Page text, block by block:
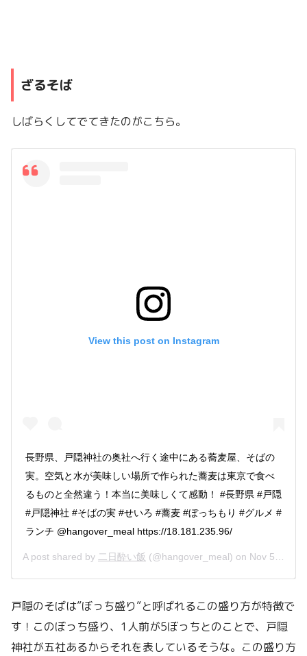
ざるそば
しばらくしてでてきたのがこちら。
View this post on Instagram
長野県、戸隠神社の奥社へ行く途中にある蕎麦屋、そばの
実。空気と水が美味しい場所で作られた蕎麦は東京で食べ
るものと全然違う！本当に美味しくて感動！ #長野県 #戸隠
#戸隠神社 #そばの実 #せいろ #蕎麦 #ぼっちもり #グルメ #
ランチ @hangover_meal https://18.181.235.96/
A post shared by 二日酔い飯 (@hangover_meal) on Nov 5, 2019 at 10:40pm PST
戸隠のそばは”ぼっち盛り”と呼ばれるこの盛り方が特徴で
す！このぼっち盛り、1人前が5ぼっちとのことで、戸隠
神社が五社あるからそれを表しているそうな。この盛り方